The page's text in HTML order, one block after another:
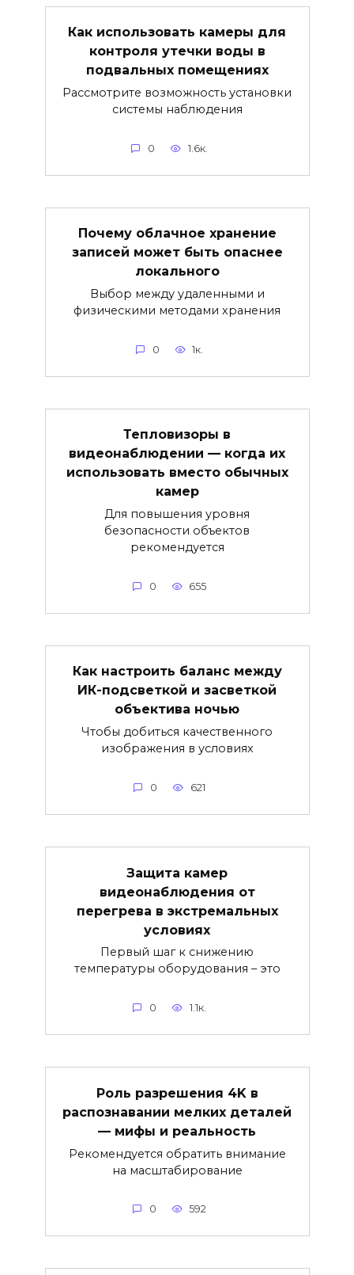
Как использовать камеры для
контроля утечки воды в
подвальных помещениях
Рассмотрите возможность установки
системы наблюдения
0 1.6к.
Почему облачное хранение
записей может быть опаснее
локального
Выбор между удаленными и
физическими методами хранения
0 1к.
Тепловизоры в
видеонаблюдении — когда их
использовать вместо обычных
камер
Для повышения уровня
безопасности объектов
рекомендуется
0 655
Как настроить баланс между
ИК-подсветкой и засветкой
объектива ночью
Чтобы добиться качественного
изображения в условиях
0 621
Защита камер
видеонаблюдения от
перегрева в экстремальных
условиях
Первый шаг к снижению
температуры оборудования – это
0 1.1к.
Роль разрешения 4K в
распознавании мелких деталей
— мифы и реальность
Рекомендуется обратить внимание
на масштабирование
0 592